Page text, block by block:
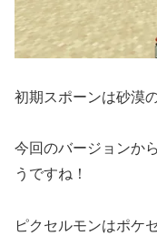
初期スポーンは砂漠
今回のバージョンか
うですね！
ピクセルモンはポケ